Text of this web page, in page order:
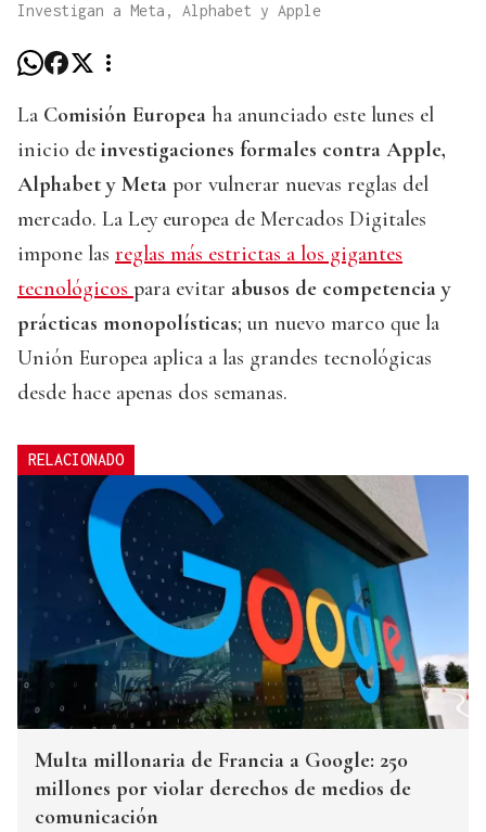
Investigan a Meta, Alphabet y Apple
La Comisión Europea ha anunciado este lunes el
inicio de investigaciones formales contra Apple,
Alphabet y Meta por vulnerar nuevas reglas del
mercado. La Ley europea de Mercados Digitales
impone las reglas más estrictas a los gigantes
tecnológicos para evitar abusos de competencia y
prácticas monopolísticas; un nuevo marco que la
Unión Europea aplica a las grandes tecnológicas
desde hace apenas dos semanas.
RELACIONADO
Multa millonaria de Francia a Google: 250
millones por violar derechos de medios de
comunicación